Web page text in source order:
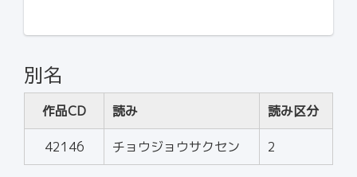
別名
作品CD 読み 読み区分
42146 チョウジョウサクセン 2